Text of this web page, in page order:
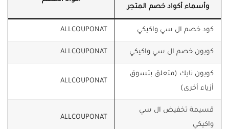
وأسماء أكواد خصم المتجر
كود خصم ال سي واكيكي ALLCOUPONAT
كوبون خصم ال سي واكيكي ALLCOUPONAT
كوبون نايك (متعلق بتسوق
أزياء أخرى)
ALLCOUPONAT
قسيمة تخفيض ال سي
واكيكي
ALLCOUPONAT